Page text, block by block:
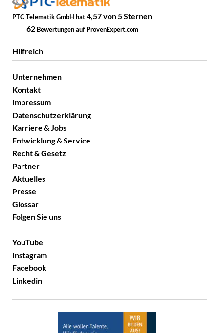
PTC Telematik GmbH hat4,57von5Sternen
62Bewertungen auf ProvenExpert.com
Hilfreich
Unternehmen
Kontakt
Impressum
Datenschutzerklärung
Karriere & Jobs
Entwicklung & Service
Recht & Gesetz
Partner
Aktuelles
Presse
Glossar
Folgen Sie uns
YouTube
Instagram
Facebook
Linkedin